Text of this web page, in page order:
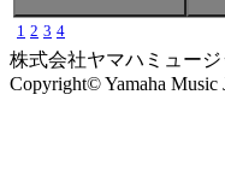
1 2 3 4
株式会社ヤマハミュー
Copyright© Yamaha Music